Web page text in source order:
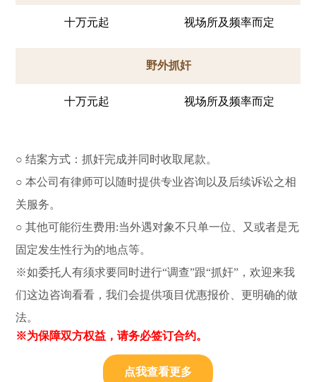
十万元起 视场所及频率而定
野外抓奸
十万元起 视场所及频率而定
○ 结案方式：抓奸完成并同时收取尾款。
○ 本公司有律师可以随时提供专业咨询以及后续诉讼之相
关服务。
○ 其他可能衍生费用:当外遇对象不只单一位、又或者是无
固定发生性行为的地点等。
※如委托人有须求要同时进行“调查”跟“抓奸”，欢迎来我
们这边咨询看看，我们会提供项目优惠报价、更明确的做
法。
※为保障双方权益，请务必签订合约。
点我查看更多